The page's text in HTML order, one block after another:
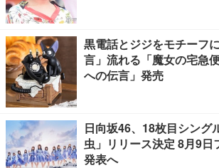
黒電話とジジをモチーフ
言」流れる「魔女の宅急
への伝言」発売
日向坂46、18枚目シング
虫」リリース決定 8月9日
発表へ